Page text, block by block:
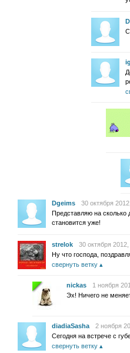
Dgeims
30 октября
Представляю на сколько
становится уже!
strelok
30 октября
Ну что господа,
свернуть ветку
nickas
1 ноября
Эх! Ничего не
diadiaSasha
2 ноября
Сегодня на встрече с
свернуть ветку